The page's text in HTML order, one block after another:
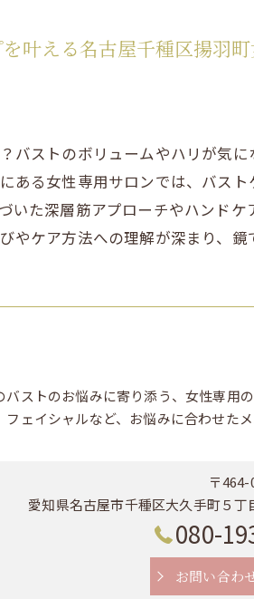
叶える名古屋千種区揚羽
バストのボリュームやハリが気
ある女性専用サロンでは、バス
いた深層筋アプローチやハンド
やケア方法への理解が深まり、
バストのお悩みに寄り添う、女性専用
フェイシャルなど、お悩みに合わせた
〒464-
愛知県名古屋市千種区大久手町５
080-
お問い合わ